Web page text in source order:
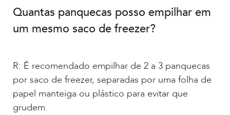
Quantas panquecas posso empilhar em
um mesmo saco de freezer?
R: É recomendado empilhar de 2 a 3 panquecas
por saco de freezer, separadas por uma folha de
papel manteiga ou plástico para evitar que
grudem.